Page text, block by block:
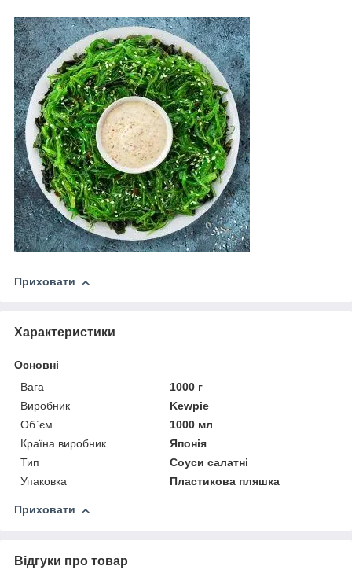
Приховати
Характеристики
Основні
Вага
1000 г
Виробник
Kewpie
Об`єм
1000 мл
Країна виробник
Японія
Тип
Соуси салатні
Упаковка
Пластикова пляшка
Приховати
Відгуки про товар